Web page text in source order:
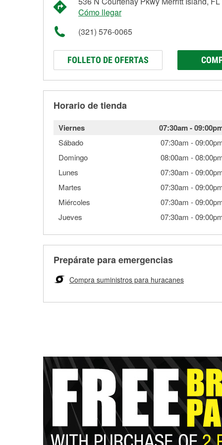
Cómo llegar
(321) 576-0065
FOLLETO DE OFERTAS
Horario de tienda
Viernes 07:30am-
Sábado 07:30am -
Domingo
08:00am -
Lunes
07:30am -
Martes
07:30am -
Miércoles
07:30am -
Jueves
07:30am -
Prepárate para emergencias
Compra suministros para huracanes